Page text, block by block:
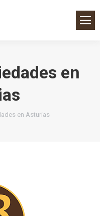
en
en Asturias